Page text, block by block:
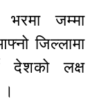
जम्मा
जिल्लामा
देशको लक्ष